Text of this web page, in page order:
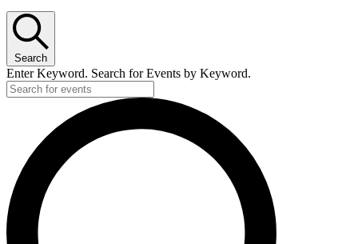
Search
Enter Keyword. Search for Events by Keyword.